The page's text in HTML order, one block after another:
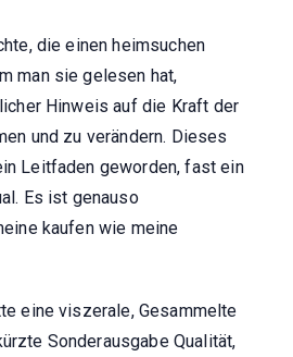
die einen heimsuchen
man sie gelesen hat,
Hinweis auf die Kraft der
und zu verändern. Dieses
Leitfaden geworden, fast ein
Es ist genauso
kaufen wie meine
eine viszerale, Gesammelte
Sonderausgabe Qualität,